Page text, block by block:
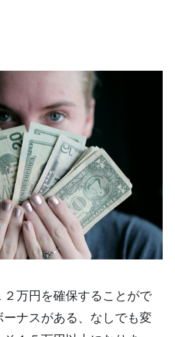
万円を確保することがで
ナスがある、なしでも変